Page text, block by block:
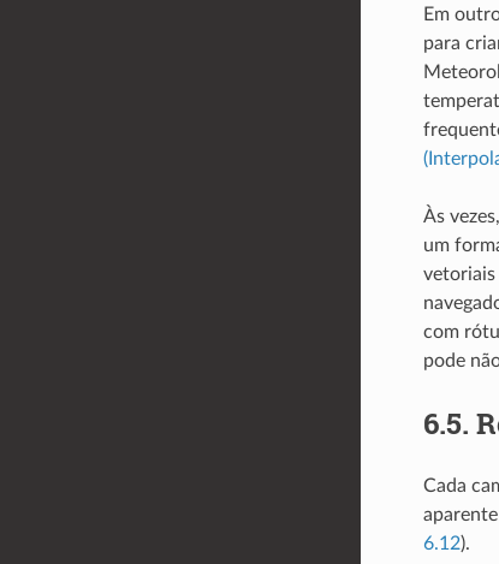
Em
para
Às
um
vetoriais
com
pode
6.5.
Cada
6.12).